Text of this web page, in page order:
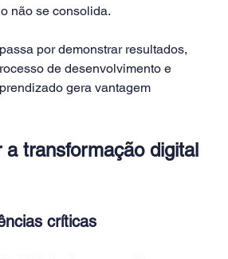
não se consolida.
por demonstrar resultados,
de desenvolvimento e
gera vantagem
a transformação digital
críticas